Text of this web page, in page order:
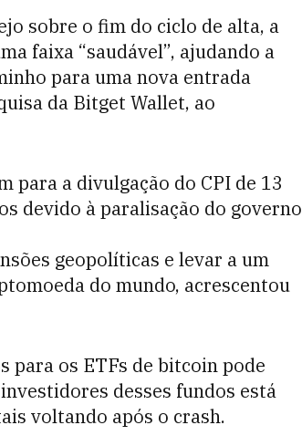
sobre o fim do ciclo de alta, a
faixa “saudável”, ajudando a
para uma nova entrada
da Bitget Wallet, ao
para a divulgação do CPI de 13
devido à paralisação do governo
geopolíticas e levar a um
do mundo, acrescentou
para os ETFs de bitcoin pode
desses fundos está
voltando após o crash.